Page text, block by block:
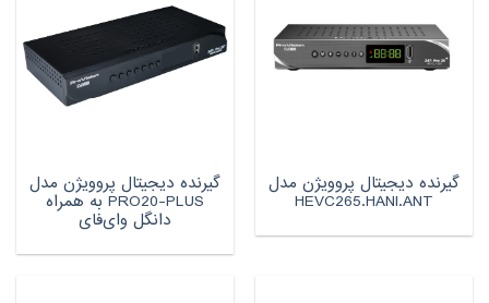
گیرنده دیجیتال پروویژن مدل
HEVC265.HANI.ANT
گیرنده دیجیتال پروویژن مدل
PRO20-PLUS به همراه
دانگل وای‌فای